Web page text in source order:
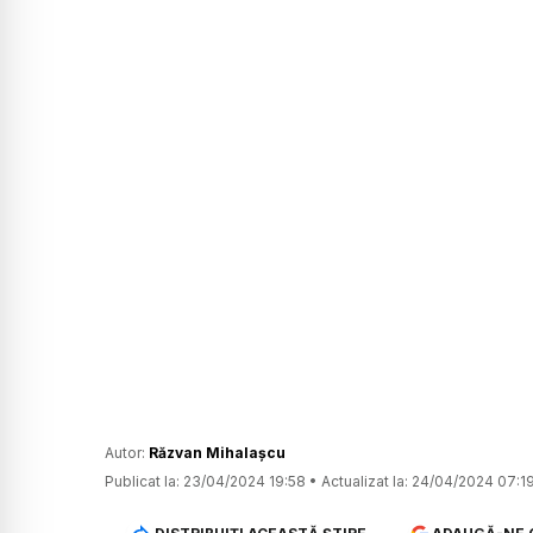
Autor: Răzvan Mihalașcu
Publicat la: 23/04/2024 19:58 • Actualizat la: 24/04/2024